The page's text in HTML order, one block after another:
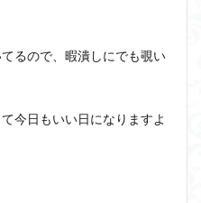
るので、暇潰しにでも覗い
今日もいい日になりますよ